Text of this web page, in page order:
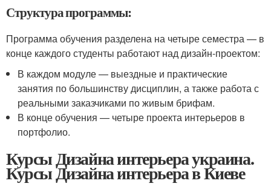
Структура программы:
Программа обучения разделена на четыре семестра — в
конце каждого студенты работают над дизайн-проектом:
В каждом модуле — выездные и практические
занятия по большинству дисциплин, а также работа с
реальными заказчиками по живым брифам.
В конце обучения — четыре проекта интерьеров в
портфолио.
Курсы Дизайна интерьера украина.
Курсы Дизайна интерьера в Киеве